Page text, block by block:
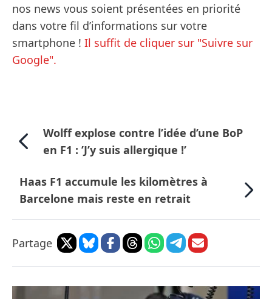
nos news vous soient présentées en priorité
dans votre fil d’informations sur votre
smartphone ! Il suffit de cliquer sur "Suivre sur
Google".
Wolff explose contre l’idée d’une BoP
en F1 : ’J’y suis allergique !’
Haas F1 accumule les kilomètres à
Barcelone mais reste en retrait
Partage